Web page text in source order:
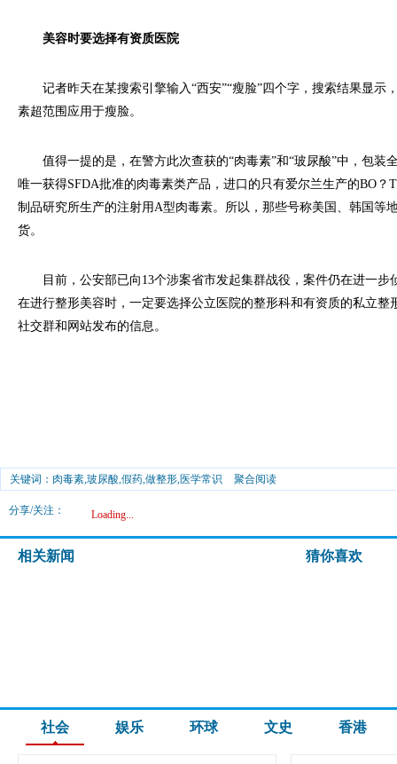
美容时要选择有资质医院
记者昨天在某搜索引擎输入“西安”“瘦脸”四个字，搜索结果显示
素超范围应用于瘦脸。
值得一提的是，在警方此次查获的“肉毒素”和“玻尿酸”中，包装
唯一获得SFDA批准的肉毒素类产品，进口的只有爱尔兰生产的BO？
制品研究所生产的注射用A型肉毒素。所以，那些号称美国、韩国等
货。
目前，公安部已向13个涉案省市发起集群战役，案件仍在进一步
在进行整形美容时，一定要选择公立医院的整形科和有资质的私立整
社交群和网站发布的信息。
关键词：肉毒素,玻尿酸,假药,做整形,医学常识 聚合阅读
分享/关注： Loading...
相关新闻 猜你喜欢
社会 娱乐 环球 文史 香港